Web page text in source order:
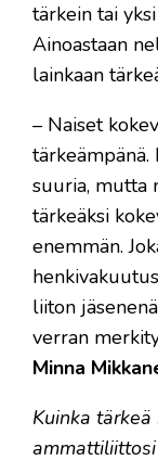
tärkein tai
Ainoastaan
lainkaan
– Naiset
suuria, mutta
tärkeäksi
enemmän.
liiton
verran
Minna
Kuinka